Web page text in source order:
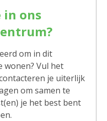
in ons
om in dit
Vul het
je uiterlijk
om samen te
je het best bent